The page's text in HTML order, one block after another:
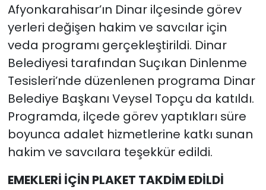
Afyonkarahisar’ın Dinar ilçesinde görev
yerleri değişen hakim ve savcılar için
veda programı gerçekleştirildi. Dinar
Belediyesi tarafından Suçıkan Dinlenme
Tesisleri’nde düzenlenen programa Dinar
Belediye Başkanı Veysel Topçu da katıldı.
Programda, ilçede görev yaptıkları süre
boyunca adalet hizmetlerine katkı sunan
hakim ve savcılara teşekkür edildi.
EMEKLERİ İÇİN PLAKET TAKDİM EDİLDİ